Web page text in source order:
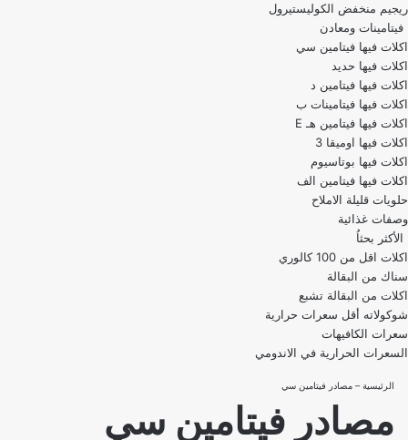
ريجيم منخفض الكوليستيرول
فيتامينات ومعادن
اكلات فيها فيتامين سي
اكلات فيها حديد
اكلات فيها فيتامين د
اكلات فيها فيتامينات ب
اكلات فيها فيتامين هـ E
اكلات فيها اوميقا 3
اكلات فيها بوتاسيوم
اكلات فيها فيتامين الف
حلويات قليلة الاملاح
وصفات غذائية
الأكثر بحثاُ
اكلات اقل من 100 كالوري
اكلات من البقالة تشبع
شوكولاته أقل سعرات حرارية
سعرات الكافيهات
السعرات الحرارية في الاندومي
الرئيسية– مصادر فيتامين سي
مصادر فيتامين سي